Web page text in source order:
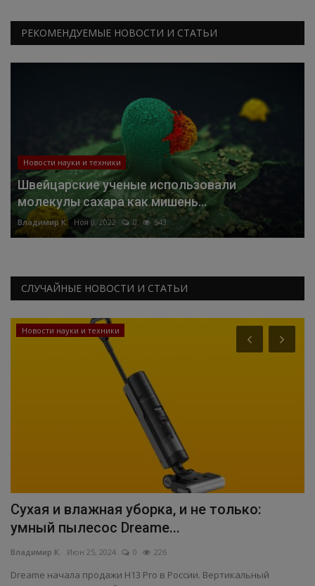
РЕКОМЕНДУЕМЫЕ НОВОСТИ И СТАТЬИ
Новости науки и техники
Швейцарские ученые использовали
молекулы сахара как мишень...
Владимир К. Ноя 8, 2022 0 543
СЛУЧАЙНЫЕ НОВОСТИ И СТАТЬИ
Новости науки и техники
Сухая и влажная уборка, и не только:
умный пылесос Dreame...
Владимир К. Июн 25, 2024 0 226
Dreame начала продажи H13 Pro в России. Вертикальный